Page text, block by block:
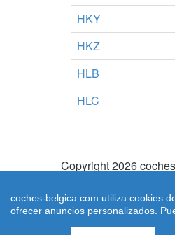
HKY
HKZ
HLB
HLC
Copyright 2026
coches-belgica.com utiliza cookies
ofrecer anuncios personalizados.